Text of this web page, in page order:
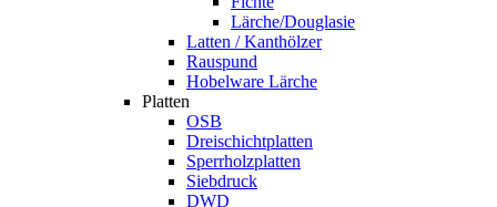
Lärche/Douglasie
Latten / Kanthölzer
Rauspund
Hobelware Lärche
Platten
OSB
Dreischichtplatten
Sperrholzplatten
Siebdruck
DWD